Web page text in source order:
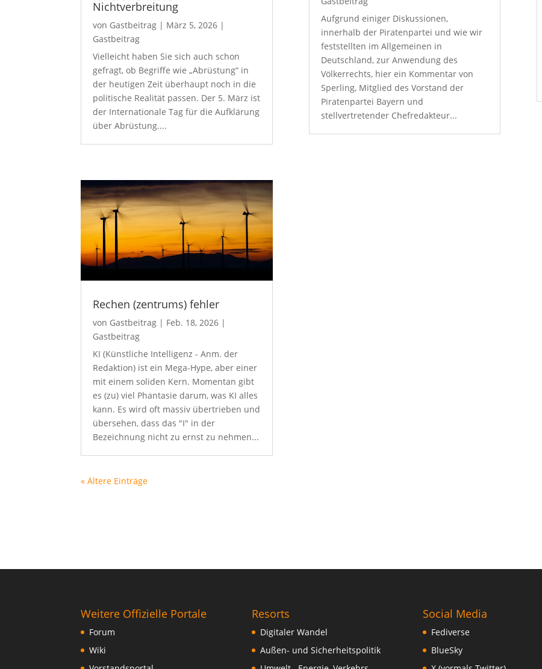
Nichtverbreitung
von Gastbeitrag | März 5, 2026 |
Gastbeitrag
Vielleicht haben Sie sich auch schon
gefragt, ob Begriffe wie „Abrüstung“ in
der heutigen Zeit überhaupt noch in die
politische Realität passen. Der 5. März ist
der Internationale Tag für die Aufklärung
über Abrüstung....
Rechen (zentrums) fehler
von Gastbeitrag | Feb. 18, 2026 |
Gastbeitrag
KI (Künstliche Intelligenz - Anm. der
Redaktion) ist ein Mega-Hype, aber einer
mit einem soliden Kern. Momentan gibt
es (zu) viel Phantasie darum, was KI alles
kann. Es wird oft massiv übertrieben und
übersehen, dass das "I" in der
Bezeichnung nicht zu ernst zu nehmen...
Aufgrund einiger Diskussionen,
innerhalb der Piratenpartei und wie wir
feststellten im Allgemeinen in
Deutschland, zur Anwendung des
Völkerrechts, hier ein Kommentar von
Sperling, Mitglied des Vorstand der
Piratenpartei Bayern und
stellvertretender Chefredakteur...
« Ältere Einträge
Weitere Offizielle Portale
Forum
Wiki
Resorts
Digitaler Wandel
Außen- und Sicherheitspolitik
Social Media
Fediverse
BlueSky